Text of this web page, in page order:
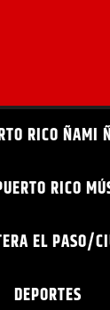
RICO ÑAMI
RICO
EL PASO/
DEPORTES